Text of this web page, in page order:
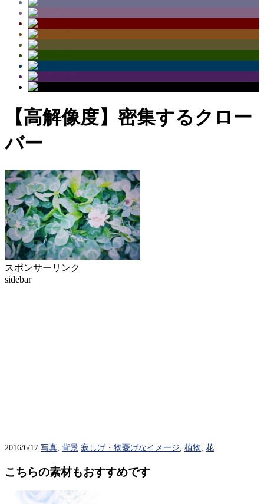
【高解像度】密集するクロー
バー
スポンサーリンク
sidebar
2016/6/17 写真 背景 寂しげ・物憂げなイメージ 植物 花
こちらの素材もおすすめです